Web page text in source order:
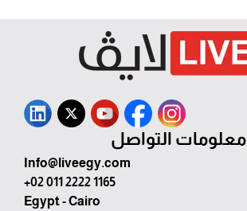
معلومات التواصل
Info@liveegy.com
+02 011 2222 1165
Egypt - Cairo